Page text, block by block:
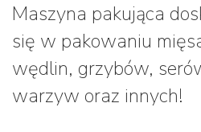
Maszyna pakująca
się w pakowaniu
wędlin, grzybów,
warzyw oraz innych!